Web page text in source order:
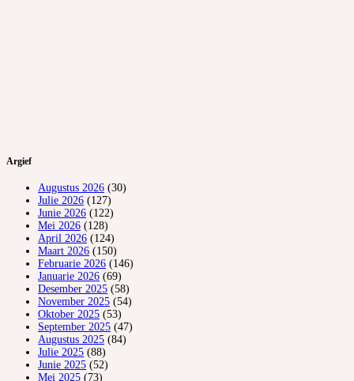
Argief
Augustus 2026 (30)
Julie 2026 (127)
Junie 2026 (122)
Mei 2026 (128)
April 2026 (124)
Maart 2026 (150)
Februarie 2026 (146)
Januarie 2026 (69)
Desember 2025 (58)
November 2025 (54)
Oktober 2025 (53)
September 2025 (47)
Augustus 2025 (84)
Julie 2025 (88)
Junie 2025 (52)
Mei 2025 (73)